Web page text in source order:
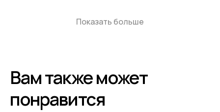
Показать больше
Вам также может
понравится